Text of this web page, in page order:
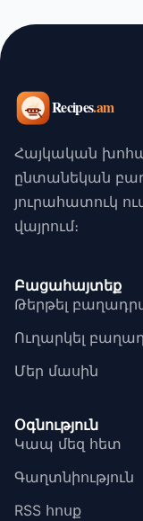
Հայկական
ընտանեկան
յուրահատուկ
վայրում։
Բացահայտեք
Թերթել
Ուղարկել
Մեր մասին
Օգնություն
Կապ մեզ հետ
Գաղտնիություն
RSS հոսք